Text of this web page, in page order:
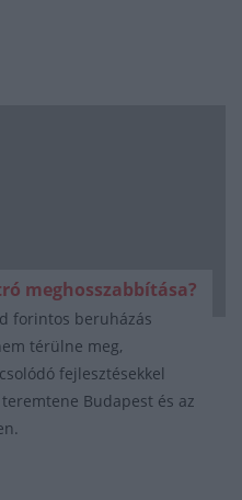
meghosszabbítása?
forintos beruházás
térülne meg,
fejlesztésekkel
Budapest és az